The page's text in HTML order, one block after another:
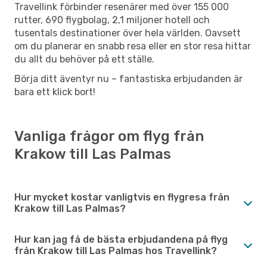
Travellink förbinder resenärer med över 155 000
rutter, 690 flygbolag, 2,1 miljoner hotell och
tusentals destinationer över hela världen. Oavsett
om du planerar en snabb resa eller en stor resa hittar
du allt du behöver på ett ställe.
Börja ditt äventyr nu – fantastiska erbjudanden är
bara ett klick bort!
Vanliga frågor om flyg från
Krakow till Las Palmas
Hur mycket kostar vanligtvis en flygresa från
Krakow till Las Palmas?
Hur kan jag få de bästa erbjudandena på flyg
från Krakow till Las Palmas hos Travellink?